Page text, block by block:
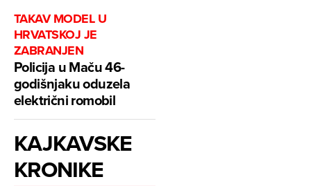
TAKAV MODEL U
HRVATSKOJ JE
ZABRANJEN
Policija u Maču 46-
godišnjaku oduzela
električni romobil
KAJKAVSKE
KRONIKE